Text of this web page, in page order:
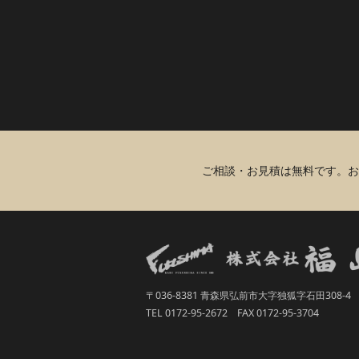
ご相談・お見積は無料です。
〒036-8381 青森県弘前市大字独狐字石田308-4
TEL 0172-95-2672 FAX 0172-95-3704